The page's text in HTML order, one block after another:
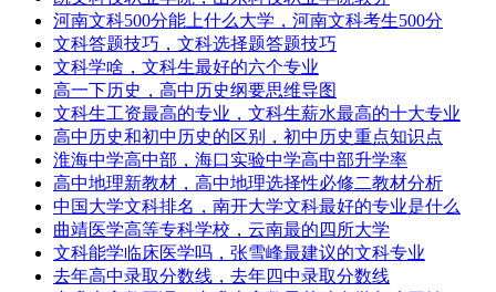
河南文科500分能上什么大学，河南文科考生500分
文科答题技巧，文科选择题答题技巧
文科学啥，文科生最好的六个专业
高一下历史，高中历史纲要思维导图
文科生工资最高的专业，文科生薪水最高的十大专业
高中历史和初中历史的区别，初中历史重点知识点
淮海中学高中部，海口实验中学高中部升学率
高中地理新教材，高中地理选择性必修二教材分析
中国大学文科排名，南开大学文科最好的专业是什么
曲靖医学高等专科学校，云南最的四所大学
文科能学临床医学吗，张雪峰最建议的文科专业
去年高中录取分数线，去年四中录取分数线